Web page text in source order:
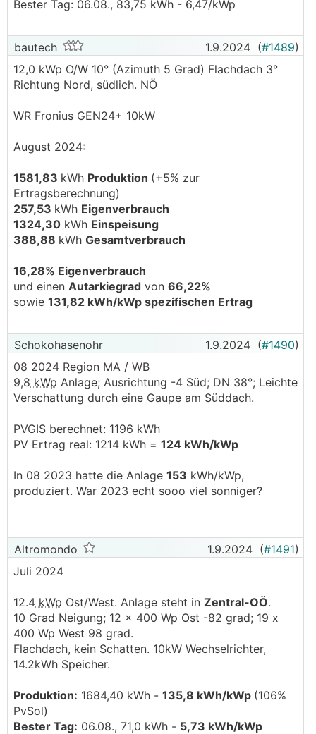
Bester Tag: 06.08., 83,75 kWh - 6,47/kWp
bautech 1.9.2024 (#1489)
12,0 kWp O/W 10° (Azimuth 5 Grad) Flachdach 3°
Richtung Nord, südlich. NÖ
WR Fronius GEN24+ 10kW
August 2024:
1581,83 kWh Produktion (+5% zur
Ertragsberechnung)
257,53 kWh Eigenverbrauch
1324,30 kWh Einspeisung
388,88 kWh Gesamtverbrauch
16,28% Eigenverbrauch
und einen Autarkiegrad von 66,22%
sowie 131,82 kWh/kWp spezifischen Ertrag
Schokohasenohr 1.9.2024 (#1490)
08 2024 Region MA / WB
9,8 kWp Anlage; Ausrichtung -4 Süd; DN 38°; Leichte
Verschattung durch eine Gaupe am Süddach.
PVGIS berechnet: 1196 kWh
PV Ertrag real: 1214 kWh = 124 kWh/kWp
In 08 2023 hatte die Anlage 153 kWh/kWp,
produziert. War 2023 echt sooo viel sonniger?
Altromondo 1.9.2024 (#1491)
Juli 2024
12.4 kWp Ost/West. Anlage steht in Zentral-OÖ.
10 Grad Neigung; 12 x 400 Wp Ost -82 grad; 19 x
400 Wp West 98 grad.
Flachdach, kein Schatten. 10kW Wechselrichter,
14.2kWh Speicher.
Produktion: 1684,40 kWh - 135,8 kWh/kWp (106%
PvSol)
Bester Tag: 06.08., 71,0 kWh - 5,73 kWh/kWp